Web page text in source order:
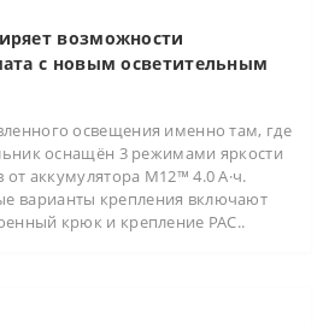
возможности
с новым осветительным
освещения именно там, где
оснащён 3 режимами яркости
от аккумулятора M12™ 4.0 А·ч.
варианты крепления включают
крюк и крепление PAC..